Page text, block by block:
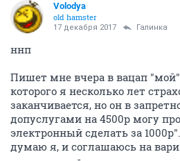
Volodya
old hamster
17 декабря 2017 Галинка
ннп
Пишет мне вчера в вацап "мой"
которого я несколько лет
заканчивается, но он в
допуслугами на 4500р могу
электронный сделать за
думаю я, и соглашаюсь на